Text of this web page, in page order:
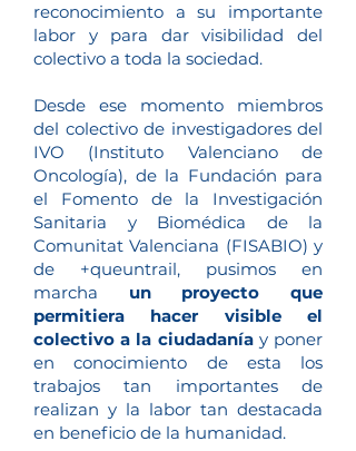
reconocimiento a su importante
labor y para dar visibilidad del
colectivo a toda la sociedad.
Desde ese momento miembros
del colectivo de investigadores del
IVO (Instituto Valenciano de
Oncología), de la Fundación para
el Fomento de la Investigación
Sanitaria y Biomédica de la
Comunitat Valenciana (FISABIO) y
de +queuntrail, pusimos en
marcha un proyecto que
permitiera hacer visible el
colectivo a la ciudadaníay poner
en conocimiento de esta los
trabajos tan importantes de
realizan y la labor tan destacada
en beneficio de la humanidad.